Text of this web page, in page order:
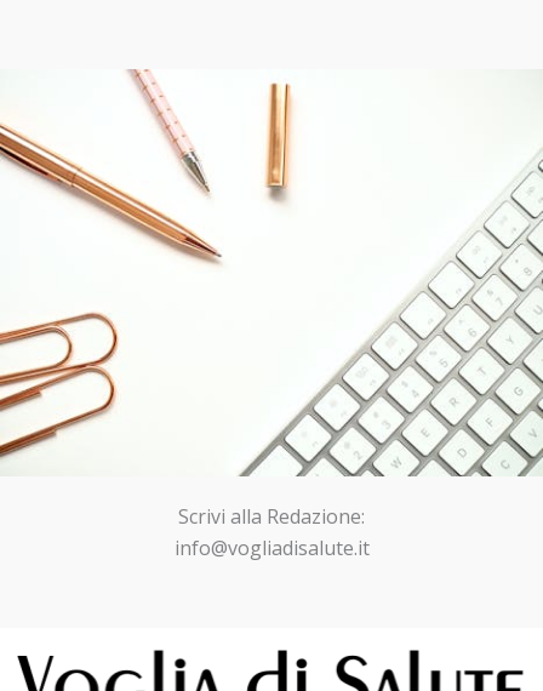
Scrivi alla Redazione:
info@vogliadisalute.it